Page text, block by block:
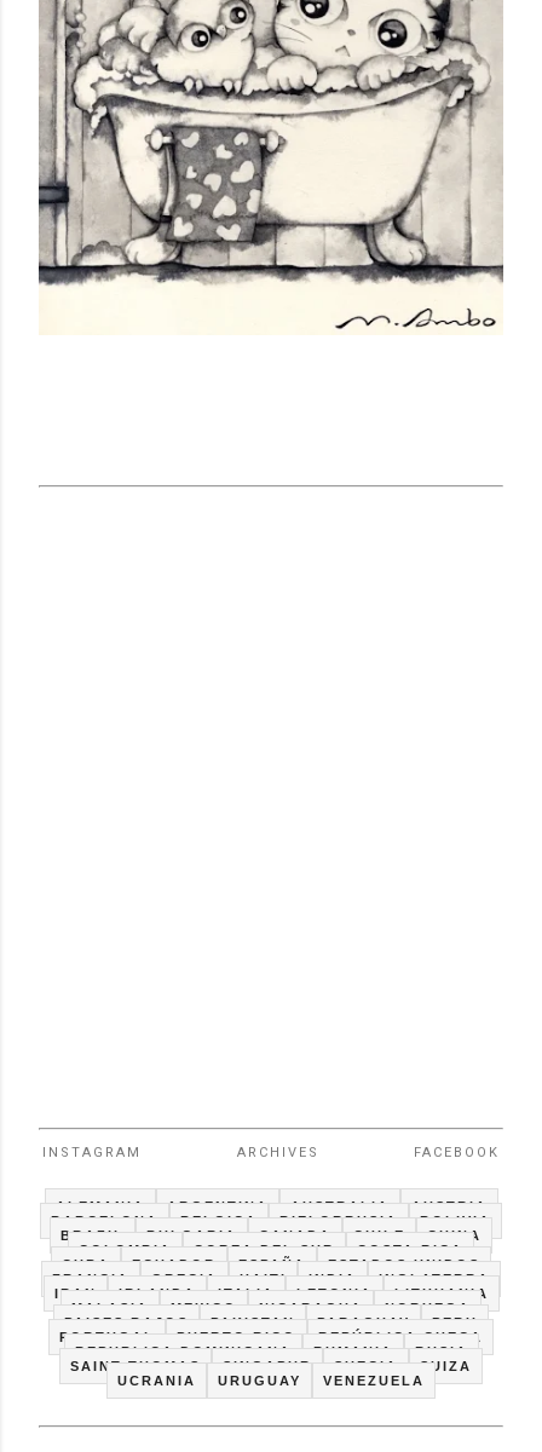
INSTAGRAM ARCHIVES FACEBOOK
ALEMANIA ARGENTINA AUSTRALIA
AUSTRIA
BARCELONA
BELGICA BIELORRUSIA
BOLIVIA
BRAZIL
BULGARIA CANADA CHILE
CHINA
COLOMBIA
COREA DEL SUR
COSTA RICA
CUBA
ECUADOR ESPAÑA
ESTADOS UNIDOS
FRANCIA
GRECIA HAITI INDIA
INGLATERRA
IRAN
IRLANDA ITALIA LETONIA
LITHUANIA
MALASIA
MEXICO NICARAGUA
NORUEGA
PAISES BAJOS
PAKISTAN PARAGUAY
PERU
PORTUGAL
PUERTO RICO
REPÚBLICA CHECA
REPUBLICA DOMINICANA
RUMANIA
RUSIA
SAINT THOMAS
SINGAPUR SUECIA
SUIZA
UCRANIA
URUGUAY VENEZUELA